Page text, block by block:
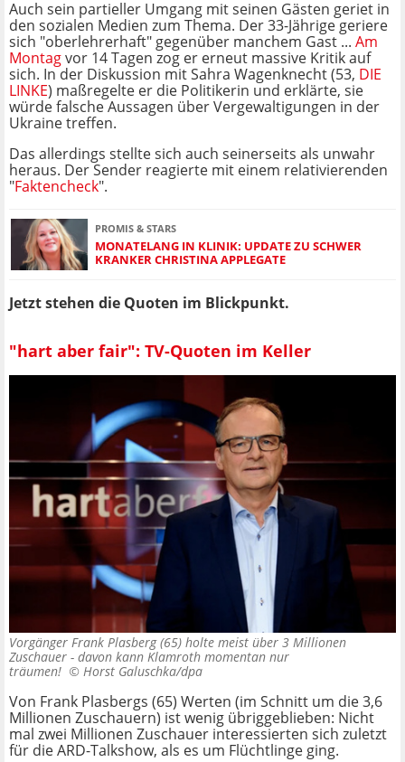
Auch sein partieller Umgang mit seinen Gästen geriet in
den sozialen Medien zum Thema. Der 33-Jährige geriere
sich "oberlehrerhaft" gegenüber manchem Gast ... Am
Montagvor 14 Tagen zog er erneut massive Kritik auf
sich. In der Diskussion mit Sahra Wagenknecht (53, DIE
LINKE) maßregelte er die Politikerin und erklärte, sie
würde falsche Aussagen über Vergewaltigungen in der
Ukraine treffen.
Das allerdings stellte sich auch seinerseits als unwahr
heraus. Der Sender reagierte mit einem relativierenden
"Faktencheck".
PROMIS & STARS
MONATELANG IN KLINIK: UPDATE ZU SCHWER
KRANKER CHRISTINA APPLEGATE
Jetzt stehen die Quoten im Blickpunkt.
"hart aber fair": TV-Quoten im Keller
Vorgänger Frank Plasberg (65) holte meist über 3 Millionen
Zuschauer - davon kann Klamroth momentan nur
träumen! © Horst Galuschka/dpa
Von Frank Plasbergs (65) Werten (im Schnitt um die 3,6
Millionen Zuschauern) ist wenig übriggeblieben: Nicht
mal zwei Millionen Zuschauer interessierten sich zuletzt
für die ARD-Talkshow, als es um Flüchtlinge ging.